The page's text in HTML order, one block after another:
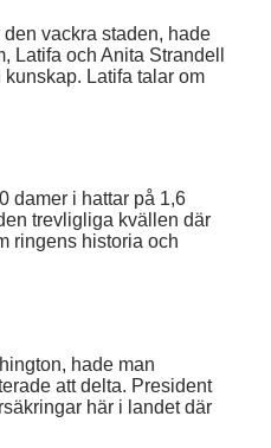
vackra staden, hade
Latifa och Anita Strandell
Latifa talar om
damer i hattar på 1,6
trevligliga kvällen där
ringens historia och
hade man
att delta. President
här i landet där